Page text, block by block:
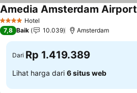
4 BintangHotel
7,8 Baik 10.039 Amsterdam
Dari Rp 1.419.389
Lihat harga dari 6 situs web